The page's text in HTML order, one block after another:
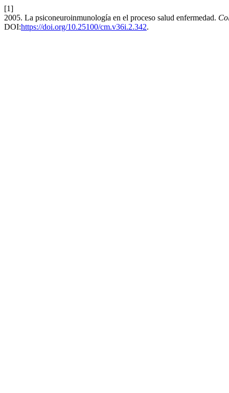
[1]
2005. La psiconeuroinmunología en el proceso salud enfermedad.
DOI:https://doi.org/10.25100/cm.v36i.2.342.